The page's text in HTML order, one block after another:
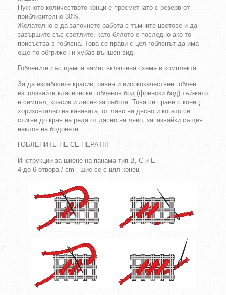
Нужното количеството конци е пресметнато с резерв от
приблизително 30%.
Желателно е да започнете работа с тъмните цветове и да
завършите със светлите, като бялото е последно ако то
присъства в гоблена. Това се прави с цел гобленът да има
още по-обгрижен и хубав външен вид.
Гоблените със щампа нямат включена схема в комплекта.
За да изработите красив, равен и висококачествен гоблен
използвайте класически гобленов бод (френски бод) тъй-като
е семпъл, красив и лесен за работа. Това се прави с конец
хоризонтално на канавата, от ляво на дясно и когато се
стигне до края на реда от дясно на ляво, запазвайки същия
наклон на бодовете.
ГОБЛЕНИТЕ НЕ СЕ ПЕРАТ!!!
Инструкции за шиене на панама тип B, C и E
4 до 6 отвора / cm - шие се с цял конец